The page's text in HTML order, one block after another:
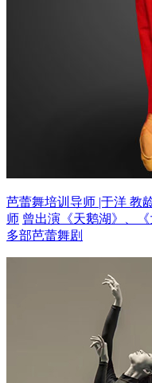
芭蕾舞培训导师 |于洋 教
师 曾出演《天鹅湖》、
多部芭蕾舞剧